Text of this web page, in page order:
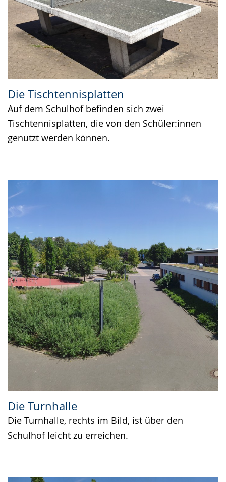
Die Tischtennisplatten
Auf dem Schulhof befinden sich zwei
Tischtennisplatten, die von den Schüler:innen
genutzt werden können.
Die Turnhalle
Die Turnhalle, rechts im Bild, ist über den
Schulhof leicht zu erreichen.